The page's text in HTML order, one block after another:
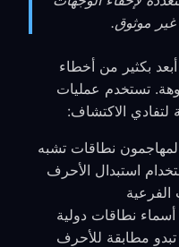
غير موثوق.
بكثير من أخطاء
تستخدم عمليات
لتفادي الاكتشاف:
نطاقات تشبه
استبدال الأحرف
الفرعية
أسماء نطاقات دولية
مطابقة للأحرف